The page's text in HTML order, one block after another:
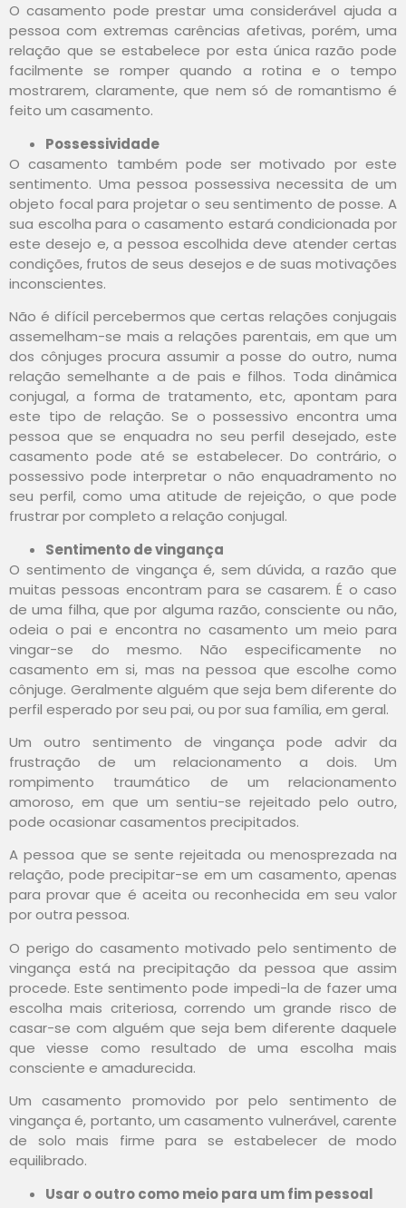
O casamento pode prestar uma considerável ajuda a
pessoa com extremas carências afetivas, porém, uma
relação que se estabelece por esta única razão pode
facilmente se romper quando a rotina e o tempo
mostrarem, claramente, que nem só de romantismo é
feito um casamento.
Possessividade
O casamento também pode ser motivado por este
sentimento. Uma pessoa possessiva necessita de um
objeto focal para projetar o seu sentimento de posse. A
sua escolha para o casamento estará condicionada por
este desejo e, a pessoa escolhida deve atender certas
condições, frutos de seus desejos e de suas motivações
inconscientes.
Não é difícil percebermos que certas relações conjugais
assemelham-se mais a relações parentais, em que um
dos cônjuges procura assumir a posse do outro, numa
relação semelhante a de pais e filhos. Toda dinâmica
conjugal, a forma de tratamento, etc, apontam para
este tipo de relação. Se o possessivo encontra uma
pessoa que se enquadra no seu perfil desejado, este
casamento pode até se estabelecer. Do contrário, o
possessivo pode interpretar o não enquadramento no
seu perfil, como uma atitude de rejeição, o que pode
frustrar por completo a relação conjugal.
Sentimento de vingança
O sentimento de vingança é, sem dúvida, a razão que
muitas pessoas encontram para se casarem. É o caso
de uma filha, que por alguma razão, consciente ou não,
odeia o pai e encontra no casamento um meio para
vingar-se do mesmo. Não especificamente no
casamento em si, mas na pessoa que escolhe como
cônjuge. Geralmente alguém que seja bem diferente do
perfil esperado por seu pai, ou por sua família, em geral.
Um outro sentimento de vingança pode advir da
frustração de um relacionamento a dois. Um
rompimento traumático de um relacionamento
amoroso, em que um sentiu-se rejeitado pelo outro,
pode ocasionar casamentos precipitados.
A pessoa que se sente rejeitada ou menosprezada na
relação, pode precipitar-se em um casamento, apenas
para provar que é aceita ou reconhecida em seu valor
por outra pessoa.
O perigo do casamento motivado pelo sentimento de
vingança está na precipitação da pessoa que assim
procede. Este sentimento pode impedi-la de fazer uma
escolha mais criteriosa, correndo um grande risco de
casar-se com alguém que seja bem diferente daquele
que viesse como resultado de uma escolha mais
consciente e amadurecida.
Um casamento promovido por pelo sentimento de
vingança é, portanto, um casamento vulnerável, carente
de solo mais firme para se estabelecer de modo
equilibrado.
Usar o outro como meio para um fim pessoal